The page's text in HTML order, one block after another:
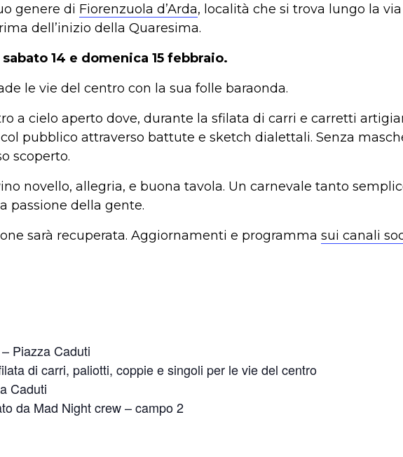
genere di Fiorenzuola d’Arda, località che si trova lungo la
dell’inizio della Quaresima.
14 e domenica 15 febbraio.
le vie del centro con la sua folle baraonda.
a cielo aperto dove, durante la sfilata di carri e carretti
pubblico attraverso battute e sketch dialettali. Senza
scoperto.
novello, allegria, e buona tavola. Un carnevale tanto
passione della gente.
sarà recuperata. Aggiornamenti e programma sui canali
Piazza Caduti
di carri, paliotti, coppie e singoli per le vie del centro
Caduti
da Mad Night crew – campo 2